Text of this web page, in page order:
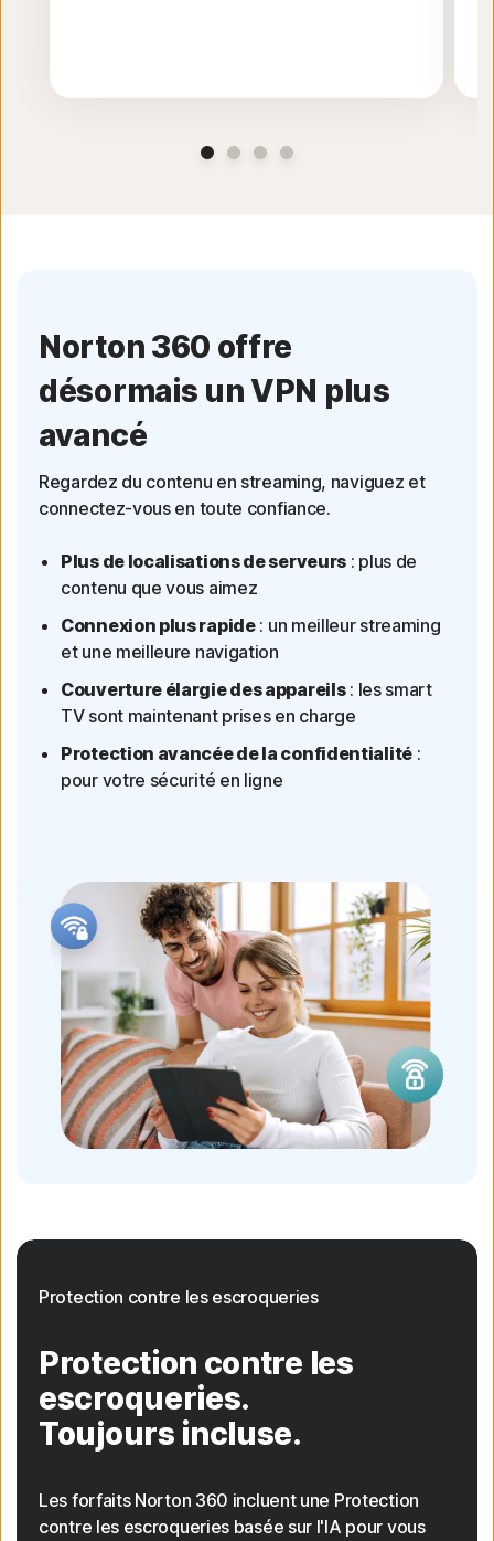
Norton 360 offre
désormais un VPN plus
avancé
Regardez du contenu en streaming, naviguez et
connectez-vous en toute confiance.
Plus de localisations de serveurs : plus de
contenu que vous aimez
Connexion plus rapide: un meilleur streaming
et une meilleure navigation
Couverture élargie des appareils: les smart
TV sont maintenant prises en charge
Protection avancée de la confidentialité :
pour votre sécurité en ligne
Protection contre les escroqueries
Protection contre les
escroqueries.
Toujours incluse.
Les forfaits Norton 360 incluent une Protection
contre les escroqueries basée sur l'IA pour vous